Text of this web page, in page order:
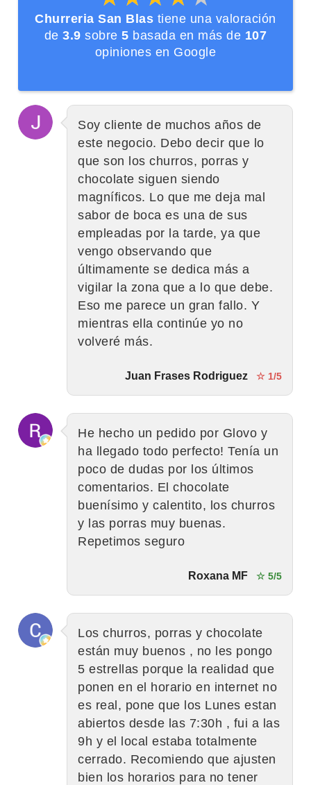
Churreria San Blas tiene una valoración
de3.9 sobre5 basada en más de 107
opiniones en Google
Soy cliente de muchos años de
este negocio. Debo decir que lo
que son los churros, porras y
chocolate siguen siendo
magníficos. Lo que me deja mal
sabor de boca es una de sus
empleadas por la tarde, ya que
vengo observando que
últimamente se dedica más a
vigilar la zona que a lo que debe.
Eso me parece un gran fallo. Y
mientras ella continúe yo no
volveré más.
Juan Frases Rodriguez ☆ 1/5
He hecho un pedido por Glovo y
ha llegado todo perfecto! Tenía un
poco de dudas por los últimos
comentarios. El chocolate
buenísimo y calentito, los churros
y las porras muy buenas.
Repetimos seguro
Roxana MF ☆ 5/5
Los churros, porras y chocolate
están muy buenos , no les pongo
5 estrellas porque la realidad que
ponen en el horario en internet no
es real, pone que los Lunes estan
abiertos desde las 7:30h , fui a las
9h y el local estaba totalmente
cerrado. Recomiendo que ajusten
bien los horarios para no tener